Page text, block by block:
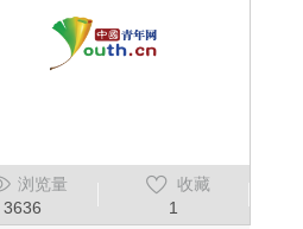
浏览量
3636
收藏
1